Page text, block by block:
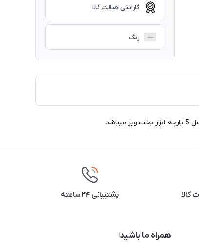
گارانتی اصالت کالا
رنگ
کالا پشتیبانی ۲۴ ساعته
همراه ما باشید!